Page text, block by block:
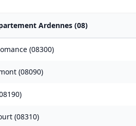
Ardennes (08)
(08300)
(08090)
)
(08310)